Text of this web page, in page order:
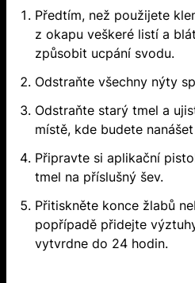
Předtím, než použijete
z okapu veškeré listí a
způsobit ucpání svodu.
Odstraňte všechny nýty
Odstraňte starý tmel a
místě, kde budete
Připravte si aplikační
tmel na příslušný šev.
Přitiskněte konce žlabů
popřípadě přidejte
vytvrdne do 24 hodin.